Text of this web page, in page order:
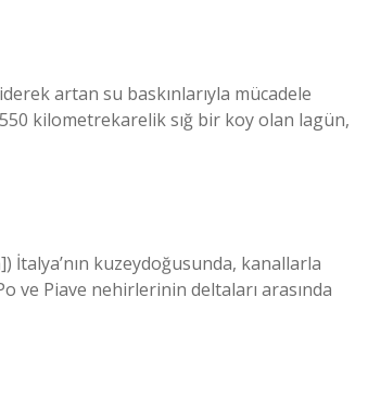
artan su baskınlarıyla mücadele
kilometrekarelik sığ bir koy olan lagün,
İtalya’nın kuzeydoğusunda, kanallarla
ve Piave nehirlerinin deltaları arasında